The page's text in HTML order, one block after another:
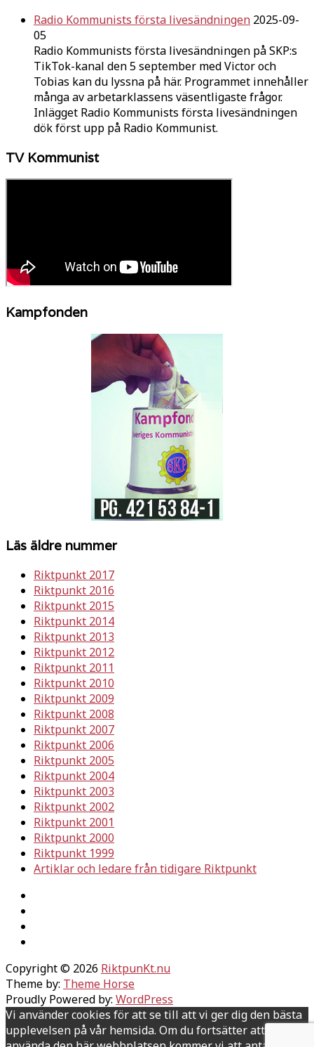
Radio Kommunists första livesändningen 2025-09-
05
Radio Kommunists första livesändningen på SKP:s
TikTok-kanal den 5 september med Victor och
Tobias kan du lyssna på här. Programmet innehåller
många av arbetarklassens väsentligaste frågor.
Inlägget Radio Kommunists första livesändningen
dök först upp på Radio Kommunist.
TV Kommunist
Kampfonden
Läs äldre nummer
Riktpunkt 2017
Riktpunkt 2016
Riktpunkt 2015
Riktpunkt 2014
Riktpunkt 2013
Riktpunkt 2012
Riktpunkt 2011
Riktpunkt 2010
Riktpunkt 2009
Riktpunkt 2008
Riktpunkt 2007
Riktpunkt 2006
Riktpunkt 2005
Riktpunkt 2004
Riktpunkt 2003
Riktpunkt 2002
Riktpunkt 2001
Riktpunkt 2000
Riktpunkt 1999
Artiklar och ledare från tidigare Riktpunkt
Copyright © 2026 RiktpunKt.nu
Theme by: Theme Horse
Proudly Powered by: WordPress
Vi använder cookies för att se till att vi ger dig den bästa
upplevelsen på vår hemsida. Om du fortsätter att